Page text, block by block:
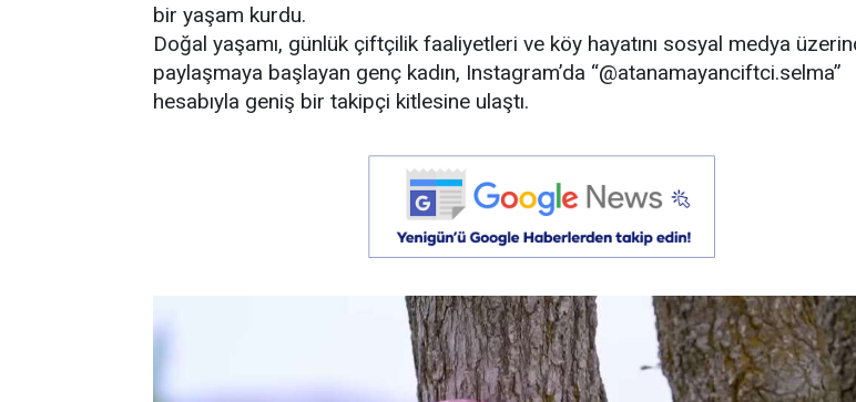
bir yaşam kurdu.
Doğal yaşamı, günlük çiftçilik faaliyetleri ve köy hayatını sosyal medya
paylaşmaya başlayan genç kadın, Instagram’da “@atanamayanciftci.selma”
hesabıyla geniş bir takipçi kitlesine ulaştı.